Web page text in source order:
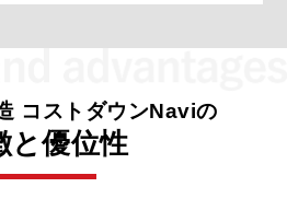
コストダウンNaviの
と優位性